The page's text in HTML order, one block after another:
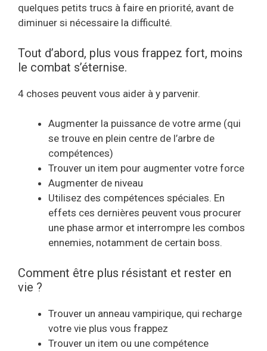
quelques petits trucs à faire en priorité, avant de
diminuer si nécessaire la difficulté.
Tout d’abord, plus vous frappez fort, moins
le combat s’éternise.
4 choses peuvent vous aider à y parvenir.
Augmenter la puissance de votre arme (qui
se trouve en plein centre de l’arbre de
compétences)
Trouver un item pour augmenter votre force
Augmenter de niveau
Utilisez des compétences spéciales. En
effets ces dernières peuvent vous procurer
une phase armor et interrompre les combos
ennemies, notamment de certain boss.
Comment être plus résistant et rester en
vie ?
Trouver un anneau vampirique, qui recharge
votre vie plus vous frappez
Trouver un item ou une compétence